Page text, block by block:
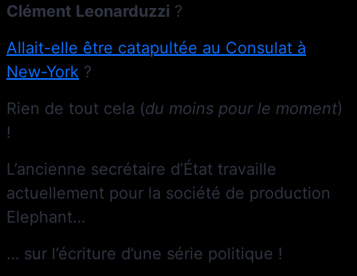
Clément Leonarduzzi ?
Allait-elle être catapultée au Consulat à
New-York ?
Rien de tout cela (du moins pour le moment)
!
L’ancienne secrétaire d’État travaille
actuellement pour la société de production
Elephant…
… sur l’écriture d’une série politique !